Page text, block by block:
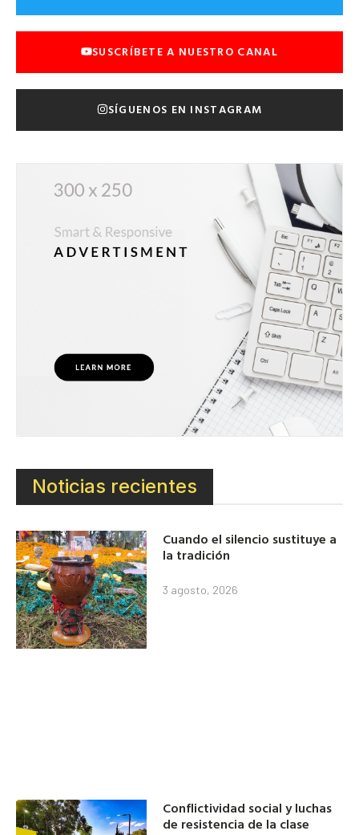
SUSCRÍBETE A NUESTRO CANAL
SÍGUENOS EN INSTAGRAM
Noticias recientes
Cuando el silencio sustituye a
la tradición
3 agosto, 2026
Conflictividad social y luchas
de resistencia de la clase